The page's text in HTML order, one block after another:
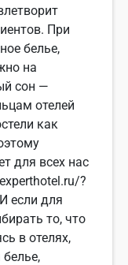
При
белье,
на
сон —
отелей
как
для всех нас
?
если для
то, что
в отелях,